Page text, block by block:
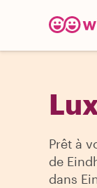
Prêt à
de
dans